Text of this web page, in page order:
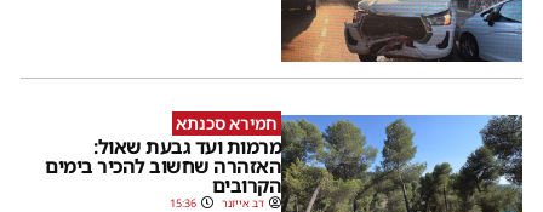
חמירא סכנתא
מרמות ועד גבעת שאול:
האזהרה שחשוב להכיר בימים
הקרובים
דב אייזנר 15:36